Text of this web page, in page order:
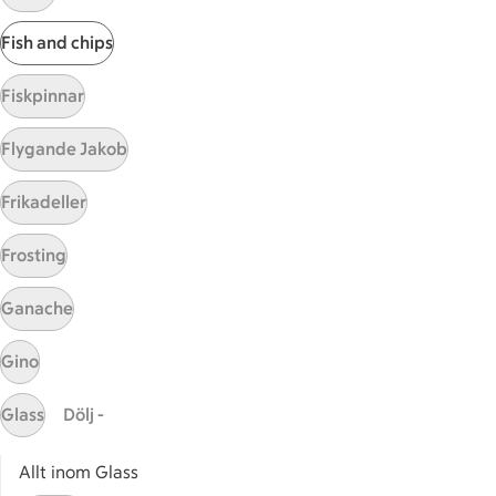
Sidfot
Start
Få snabbt svar
Prenumerera
Fish and chips
Fiskpinnar
Flygande Jakob
Frikadeller
Frosting
Ganache
Gino
Glass Dölj -
Allt inom Glass